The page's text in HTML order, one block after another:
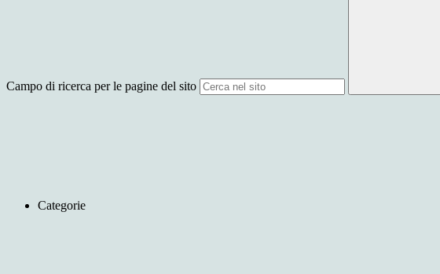
Campo di ricerca per le pagine del sito
Categorie